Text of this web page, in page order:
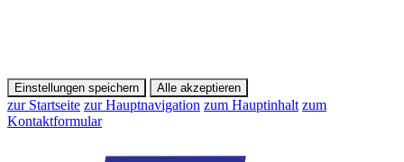
Einstellungen speichern Alle akzeptieren
zur Startseite zur Hauptnavigation zum Hauptinhalt zum
Kontaktformular